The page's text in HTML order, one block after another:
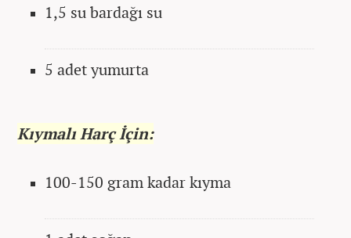
1,5 su bardağı su
5 adet yumurta
Kıymalı Harç İçin:
100-150 gram kadar kıyma